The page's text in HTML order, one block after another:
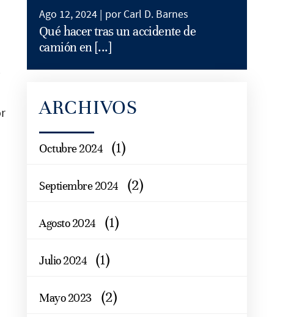
Ago 12, 2024 | por Carl D. Barnes
Qué hacer tras un accidente de
camión en [...]
ARCHIVOS
Octubre 2024 (1)
Septiembre 2024 (2)
Agosto 2024 (1)
Julio 2024 (1)
Mayo 2023 (2)